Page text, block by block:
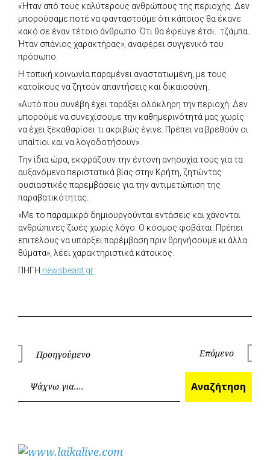
«Ήταν από τους καλύτερους ανθρώπους της περιοχής. Δεν
μπορούσαμε ποτέ να φανταστούμε ότι κάποιος θα έκανε
κακό σε έναν τέτοιο άνθρωπο. Ότι θα έφευγε έτσι.. τζάμπα..
Ήταν σπάνιος χαρακτήρας», αναφέρει συγγενικό του
πρόσωπο.
Η τοπική κοινωνία παραμένει αναστατωμένη, με τους
κατοίκους να ζητούν απαντήσεις και δικαιοσύνη.
«Αυτό που συνέβη έχει ταράξει ολόκληρη την περιοχή. Δεν
μπορούμε να συνεχίσουμε την καθημερινότητά μας χωρίς
να έχει ξεκαθαρίσει τι ακριβώς έγινε. Πρέπει να βρεθούν οι
υπαίτιοι και να λογοδοτήσουν».
Την ίδια ώρα, εκφράζουν την έντονη ανησυχία τους για τα
αυξανόμενα περιστατικά βίας στην Κρήτη, ζητώντας
ουσιαστικές παρεμβάσεις για την αντιμετώπιση της
παραβατικότητας.
«Με το παραμικρό δημιουργούνται εντάσεις και χάνονται
ανθρώπινες ζωές χωρίς λόγο. Ο κόσμος φοβάται. Πρέπει
επιτέλους να υπάρξει παρέμβαση πριν θρηνήσουμε κι άλλα
θύματα», λέει χαρακτηριστικά κάτοικος.
ΠΗΓΗ newsbeast.gr
Πλοήγηση
άρθρων
Προηγούμενο Επόμενο
Αναζήτηση